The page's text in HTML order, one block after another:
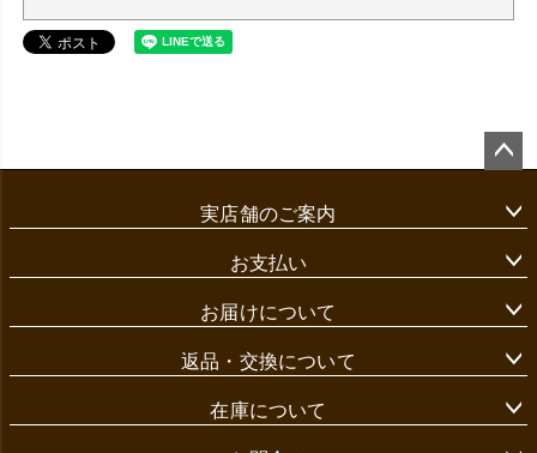
ト
プ
実店舗のご案内
お支払い
お届けについて
返品・交換について
在庫について